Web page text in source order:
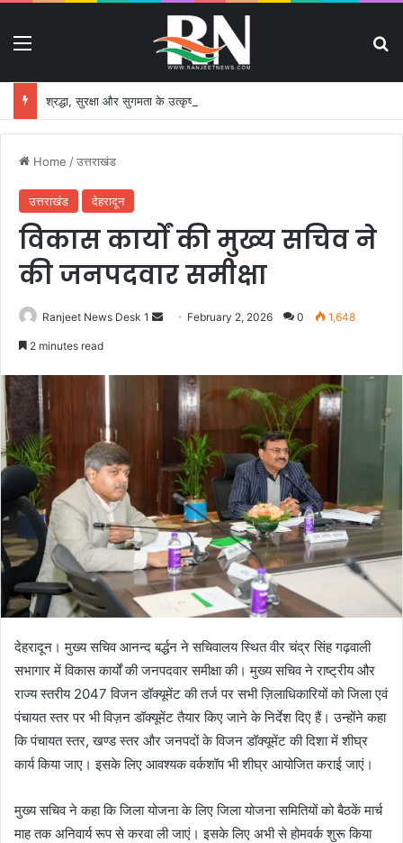
Home /उत्तराखंड
उत्तराखंड देहरादून
विकास कार्यों की मुख्य सचिव ने
की जनपदवार समीक्षा
Ranjeet News Desk 1
m
i
l
February 2, 2026 0 1,648
2 minutes read
देहरादून। मुख्य सचिव आनन्द बर्द्धन ने सचिवालय स्थित वीर चंद्र सिंह गढ़वाली
सभागार में विकास कार्यों की जनपदवार समीक्षा की। मुख्य सचिव ने राष्ट्रीय और
राज्य स्तरीय 2047 विजन डॉक्यूमेंट की तर्ज पर सभी ज़िलाधिकारियों को जिला एवं
पंचायत स्तर पर भी विज़न डॉक्यूमेंट तैयार किए जाने के निर्देश दिए हैं। उन्होंने कहा
कि पंचायत स्तर, खण्ड स्तर और जनपदों के विजन डॉक्यूमेंट की दिशा में शीघ्र
कार्य किया जाए। इसके लिए आवश्यक वर्कशॉप भी शीघ्र आयोजित कराई जाएं।
मुख्य सचिव ने कहा कि जिला योजना के लिए जिला योजना समितियों को बैठकें मार्च
माह तक अनिवार्य रूप से करवा ली जाएं। इसके लिए अभी से होमवर्क शुरू किया